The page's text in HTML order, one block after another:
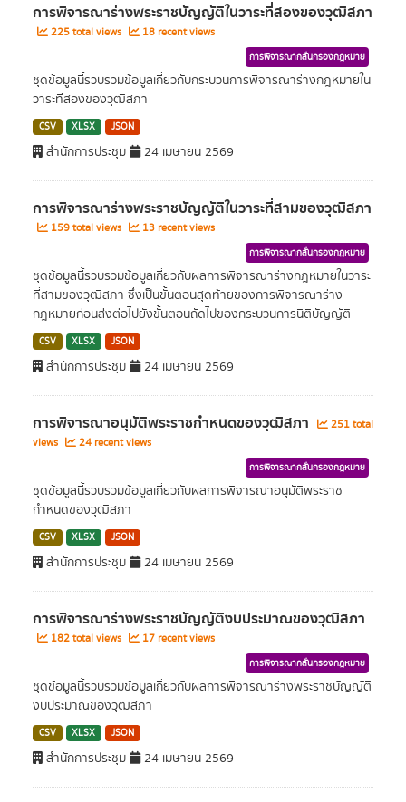
การพิจารณาร่างพระราชบัญญัติในวาระที่สองของวุฒิสภา
225 total views 18 recent views
การพิจารณากลั่นกรองกฎหมาย
ชุดข้อมูลนี้รวบรวมข้อมูลเกี่ยวกับกระบวนการพิจารณาร่างกฎหมายใน
วาระที่สองของวุฒิสภา
CSV XLSX JSON
สำนักการประชุม 24 เมษายน 2569
การพิจารณาร่างพระราชบัญญัติในวาระที่สามของวุฒิสภา
159 total views 13 recent views
การพิจารณากลั่นกรองกฎหมาย
ชุดข้อมูลนี้รวบรวมข้อมูลเกี่ยวกับผลการพิจารณาร่างกฎหมายในวาระ
ที่สามของวุฒิสภา ซึ่งเป็นขั้นตอนสุดท้ายของการพิจารณาร่าง
กฎหมายก่อนส่งต่อไปยังขั้นตอนถัดไปของกระบวนการนิติบัญญัติ
CSV XLSX JSON
สำนักการประชุม 24 เมษายน 2569
การพิจารณาอนุมัติพระราชกำหนดของวุฒิสภา
251 total
views
24 recent views
การพิจารณากลั่นกรองกฎหมาย
ชุดข้อมูลนี้รวบรวมข้อมูลเกี่ยวกับผลการพิจารณาอนุมัติพระราช
กำหนดของวุฒิสภา
CSV XLSX JSON
สำนักการประชุม 24 เมษายน 2569
การพิจารณาร่างพระราชบัญญัติงบประมาณของวุฒิสภา
182 total views 17 recent views
การพิจารณากลั่นกรองกฎหมาย
ชุดข้อมูลนี้รวบรวมข้อมูลเกี่ยวกับผลการพิจารณาร่างพระราชบัญญัติ
งบประมาณของวุฒิสภา
CSV XLSX JSON
สำนักการประชุม 24 เมษายน 2569